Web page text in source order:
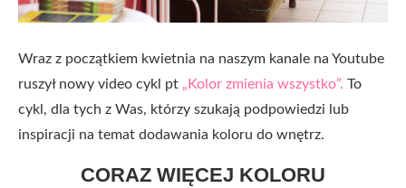
Wraz z początkiem kwietnia na naszym kanale na Youtube
ruszył nowy video cykl pt „Kolor zmienia wszystko”. To
cykl, dla tych z Was, którzy szukają podpowiedzi lub
inspiracji na temat dodawania koloru do wnętrz.
CORAZ WIĘCEJ KOLORU